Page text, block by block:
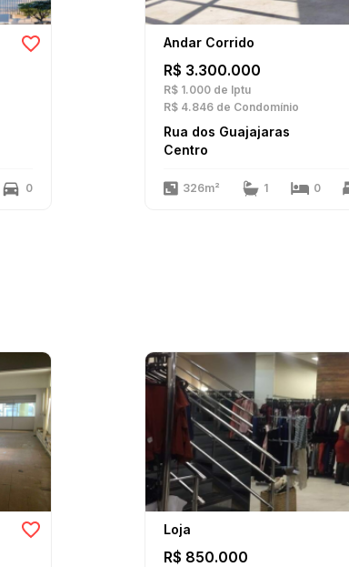
0
Andar Corrido
R$ 3.300.000
R$ 1.000 de Iptu
R$ 4.846 de Condomínio
Rua dos Guajajaras
Centro
326m² 1 0
Loja
R$ 850.000